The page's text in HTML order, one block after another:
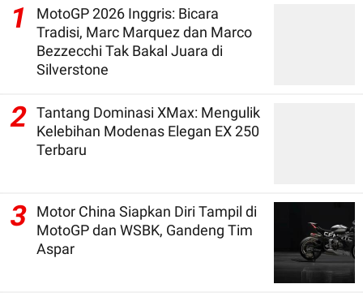
1
MotoGP 2026 Inggris: Bicara
Tradisi, Marc Marquez dan Marco
Bezzecchi Tak Bakal Juara di
Silverstone
2 Tantang Dominasi XMax: Mengulik
Kelebihan Modenas Elegan EX 250
Terbaru
3
Motor China Siapkan Diri Tampil di
MotoGP dan WSBK, Gandeng Tim
Aspar